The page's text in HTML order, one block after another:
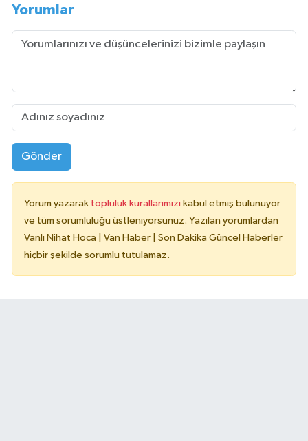
Yorumlar
Gönder
Yorum yazarak topluluk kurallarımızı kabul etmiş bulunuyor
ve tüm sorumluluğu üstleniyorsunuz. Yazılan yorumlardan
Vanlı Nihat Hoca | Van Haber | Son Dakika Güncel Haberler
hiçbir şekilde sorumlu tutulamaz.